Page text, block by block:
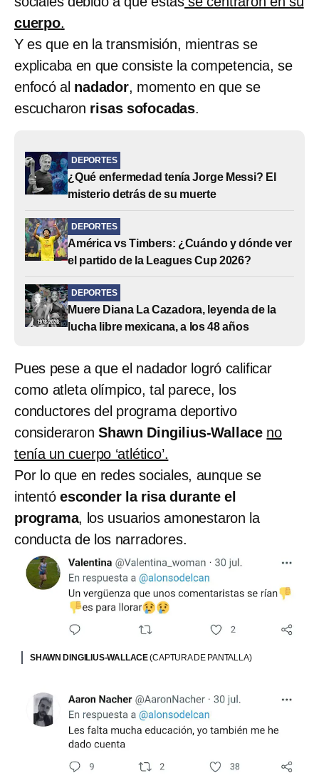
cuerpo.
Y es que en la transmisión, mientras se
explicaba en que consiste la competencia, se
enfocó al nadador, momento en que se
escucharon risas sofocadas.
DEPORTES
¿Qué enfermedad tenía Jorge Messi? El
misterio detrás de su muerte
DEPORTES
América vs Timbers: ¿Cuándo y dónde ver
el partido de la Leagues Cup 2026?
DEPORTES
Muere Diana La Cazadora, leyenda de la
lucha libre mexicana, a los 48 años
Pues pese a que el nadador logró calificar
como atleta olímpico, tal parece, los
conductores del programa deportivo
consideraronShawn Dingilius-Wallace no
tenía un cuerpo ‘atlético’.
Por lo que en redes sociales, aunque se
intentó esconder la risa durante el
programa, los usuarios amonestaron la
conducta de los narradores.
SHAWN DINGILIUS-WALLACE(CAPTURA DE PANTALLA)